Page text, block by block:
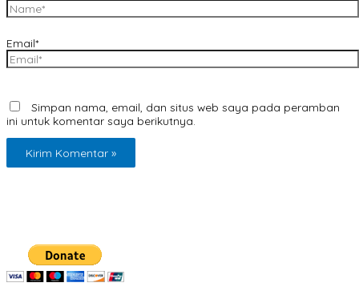
Email*
Simpan nama, email, dan situs web saya pada peramban
ini untuk komentar saya berikutnya.